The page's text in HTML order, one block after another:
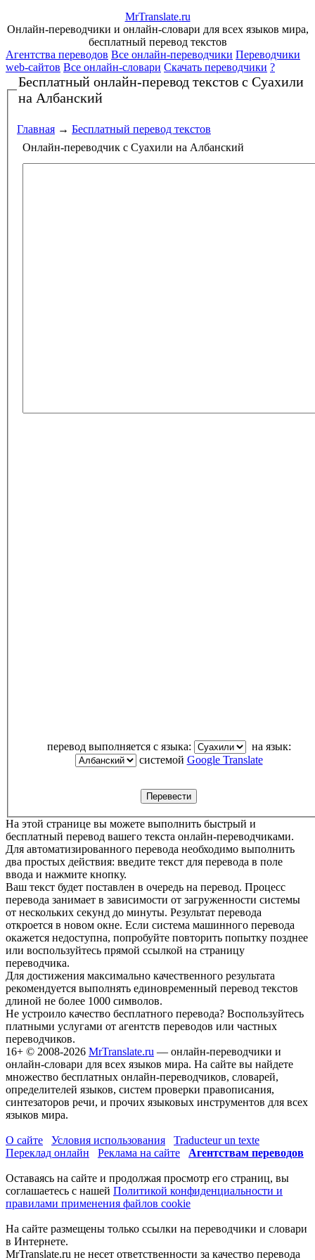
MrTranslate.ru
Онлайн-переводчики и онлайн-словари для всех языков мира,
бесплатный перевод текстов
Агентства переводов Все онлайн-переводчики Переводчики
web-сайтов Все онлайн-словари Скачать переводчики ?
Бесплатный онлайн-перевод текстов с Суахили
на Албанский
Главная → Бесплатный перевод текстов
Онлайн-переводчик с Суахили на Албанский
перевод выполняется с языка:
системой Google Translate
На этой странице вы можете выполнить быстрый и
бесплатный перевод вашего текста онлайн-переводчиками.
Для автоматизированного перевода необходимо выполнить
два простых действия: введите текст для перевода в поле
ввода и нажмите кнопку.
Ваш текст будет поставлен в очередь на перевод. Процесс
перевода занимает в зависимости от загруженности системы
от нескольких секунд до минуты. Результат перевода
откроется в новом окне. Если система машинного перевода
окажется недоступна, попробуйте повторить попытку позднее
или воспользуйтесь прямой ссылкой на страницу
переводчика.
Для достижения максимально качественного результата
рекомендуется выполнять единовременный перевод текстов
длиной не более 1000 символов.
Не устроило качество бесплатного перевода? Воспользуйтесь
платными услугами от агентств переводов или частных
переводчиков.
16+ © 2008-2026 MrTranslate.ru — онлайн-переводчики и
онлайн-словари для всех языков мира. На сайте вы найдете
множество бесплатных онлайн-переводчиков, словарей,
определителей языков, систем проверки правописания,
синтезаторов речи, и прочих языковых инструментов для всех
языков мира.
О сайте Условия использования
Traducteur un texte
Переклад онлайн
Реклама на сайте Агентствам переводов
Оставаясь на сайте и продолжая просмотр его страниц, вы
соглашаетесь с нашей Политикой конфиденциальности и
правилами применения файлов cookie
На сайте размещены только ссылки на переводчики и словари
в Интернете.
MrTranslate.ru не несет ответственности за качество перевода